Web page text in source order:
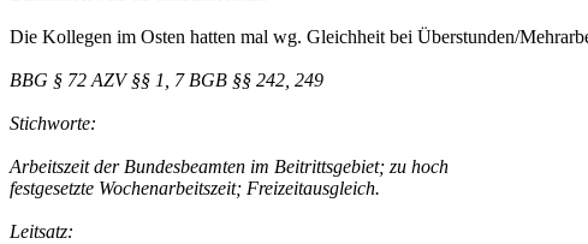
Die Kollegen im Osten hatten mal wg. Gleichheit bei Überstunden/
BBG § 72 AZV §§ 1, 7 BGB §§ 242, 249
Stichworte:
Arbeitszeit der Bundesbeamten im Beitrittsgebiet; zu hoch
festgesetzte Wochenarbeitszeit; Freizeitausgleich.
Leitsatz: